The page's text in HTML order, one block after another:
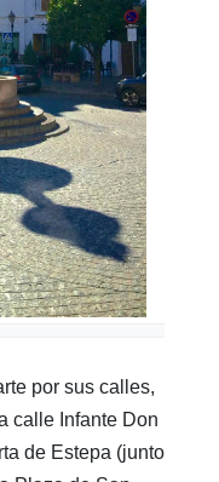
por sus calles,
calle Infante Don
de Estepa (junto